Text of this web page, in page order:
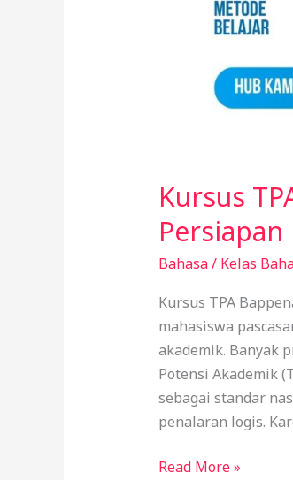
Kursus
Persiapan
Bahasa/ Kelas
Kursus TPA
mahasiswa
akademik. Banyak
Potensi Akademik
sebagai standar
penalaran logis.
Read More »